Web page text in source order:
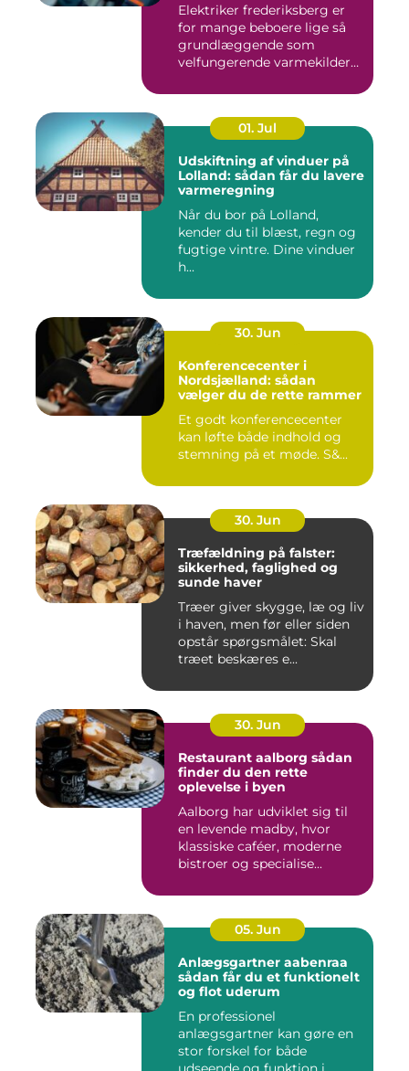
Elektriker frederiksberg er
for mange beboere lige så
grundlæggende som
velfungerende varmekilder
01. Jul
Udskiftning af vinduer på
Lolland: sådan får du lavere
varmeregning
Når du bor på Lolland,
kender du til blæst, regn og
fugtige vintre. Dine vinduer
h...
30. Jun
Konferencecenter i
Nordsjælland: sådan
vælger du de rette rammer
Et godt konferencecenter
kan løfte både indhold og
stemning på et møde. S&...
30. Jun
Træfældning på falster:
sikkerhed, faglighed og
sunde haver
Træer giver skygge, læ og liv
i haven, men før eller siden
opstår spørgsmålet: Skal
træet beskæres e...
30. Jun
Restaurant aalborg sådan
finder du den rette
oplevelse i byen
Aalborg har udviklet sig til
en levende madby, hvor
klassiske caféer, moderne
bistroer og specialise...
05. Jun
Anlægsgartner aabenraa
sådan får du et funktionelt
og flot uderum
En professionel
anlægsgartner kan gøre en
stor forskel for både